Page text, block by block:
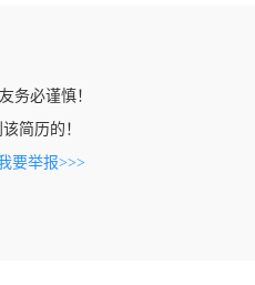
务必谨慎！
简历的！
要举报>>>